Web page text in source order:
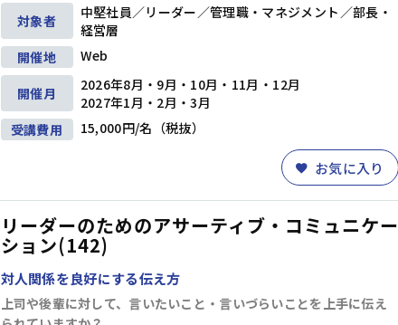
対象者
中堅社員／リーダー／管理職・マネジメント／部長・
経営層
開催地
Web
開催月
2026年8月・9月・10月・11月・12月
2027年1月・2月・3月
受講費用
15,000円/名（税抜）
お気に入り
リーダーのためのアサーティブ・コミュニケー
ション(142)
対人関係を良好にする伝え方
上司や後輩に対して、言いたいこと・言いづらいことを上手に伝え